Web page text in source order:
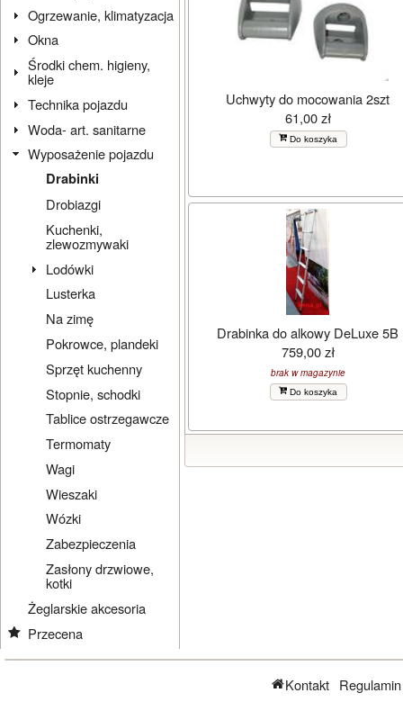
Ogrzewanie, klimatyzacja
Okna
Środki chem. higieny,
kleje
Technika pojazdu
Woda- art. sanitarne
Wyposażenie pojazdu
Drabinki
Drobiazgi
Kuchenki,
zlewozmywaki
Lodówki
Lusterka
Na zimę
Pokrowce, plandeki
Sprzęt kuchenny
Stopnie, schodki
Tablice ostrzegawcze
Termomaty
Wagi
Wieszaki
Wózki
Zabezpieczenia
Zasłony drzwiowe,
kotki
Żeglarskie akcesoria
Przecena
Uchwyty do mocowania 2szt
61,00 zł
Do koszyka
Drabinka do alkowy DeLuxe 5B
759,00 zł
brak w magazynie
Do koszyka
Kontakt